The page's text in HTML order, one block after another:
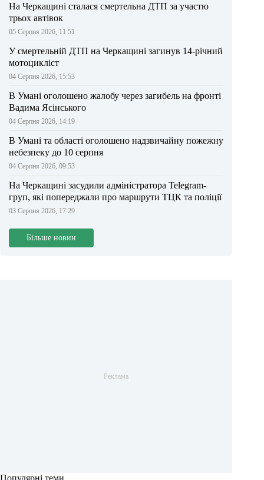
На Черкащині сталася смертельна ДТП за участю
трьох автівок
05 Серпня 2026, 11:51
У смертельній ДТП на Черкащині загинув 14-річний
мотоцикліст
04 Серпня 2026, 15:53
В Умані оголошено жалобу через загибель на фронті
Вадима Ясінського
04 Серпня 2026, 14:19
В Умані та області оголошено надзвичайну пожежну
небезпеку до 10 серпня
04 Серпня 2026, 09:53
На Черкащині засудили адміністратора Telegram-
груп, які попереджали про маршрути ТЦК та поліції
03 Серпня 2026, 17:29
Більше новин
Популярні теми